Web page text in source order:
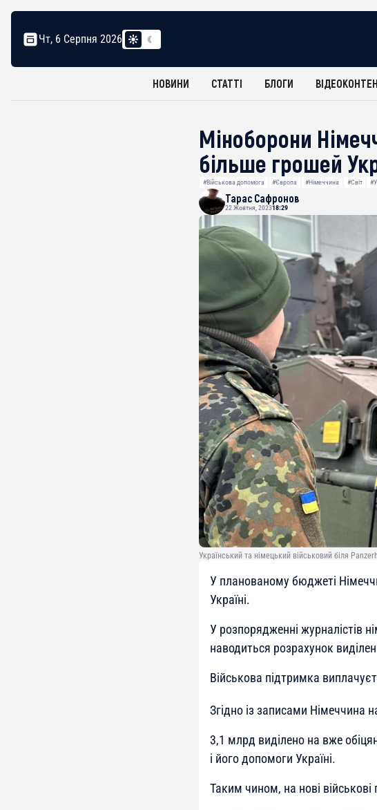
Чт, 6 Серпня 2026
НОВИНИ СТАТТІ БЛОГИ
Міноборони
більше грошей
#Військова допомога #Європа #Німеччина #Світ
Тарас Сафронов
22 Жовтня, 202318:29
Український та німецький військовий біля
У планованому бюджеті
Україні.
У розпорядженні журналістів
наводиться розрахунок
Військова підтримка
Згідно із записами Німеччина
3,1 млрд виділено на вже
і його допомоги Україні.
Таким чином, на нові